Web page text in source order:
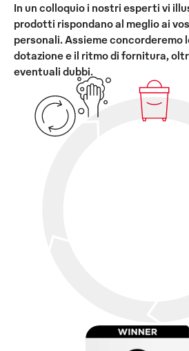
In un colloquio i nostri esperti vi
prodotti rispondano al meglio ai
personali. Assieme concorderemo
dotazione e il ritmo di fornitura,
eventuali dubbi.